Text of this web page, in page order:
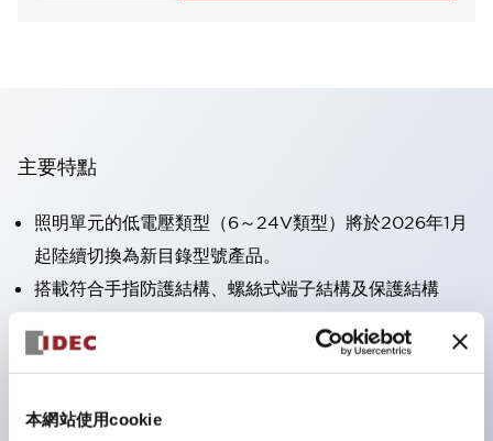
本網站使用cookie
主要特點
照明單元的低電壓類型（6～24V類型）將於2026年1月
起陸續切換為新目錄型號產品。
搭載符合手指防護結構、螺絲式端子結構及保護結構
可搭載高電壓類型的LED燈泡，直接型的額定使用電壓
一顆LED燈泡（LSRD燈泡）即可表現六種顏色。過去分